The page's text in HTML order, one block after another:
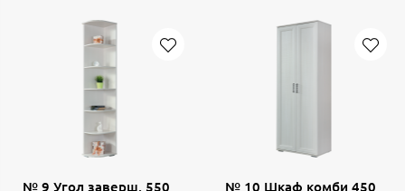
№ 9 Угол заверш. 550
№ 10 Шкаф комби 450